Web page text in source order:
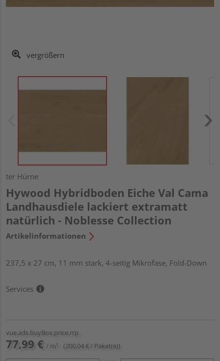
vergrößern
ter Hürne
Hywood Hybridboden Eiche Val Cama
Landhausdiele lackiert extramatt
natürlich - Noblesse Collection
Artikelinformationen
237,5 x 27 cm, 11 mm stark, 4-seitig Mikrofase, Fold-Down
Services
vue.ads.buyBox.price.rrp
77,99 € / m² (200,04 € / Paket(e))